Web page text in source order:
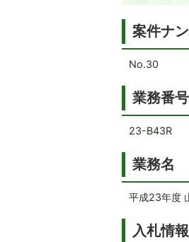
案件ナ
No.30
業務番号
23-B43R
業務名
平成23年度
入札情報